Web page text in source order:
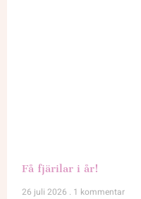
Få fjärilar i år!
26 juli 2026
1 kommentar